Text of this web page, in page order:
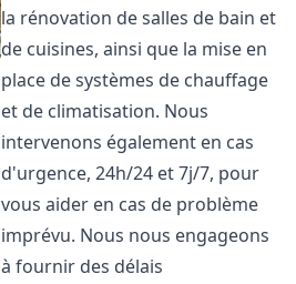
la rénovation de salles de bain et
de cuisines, ainsi que la mise en
place de systèmes de chauffage
et de climatisation. Nous
intervenons également en cas
d'urgence, 24h/24 et 7j/7, pour
vous aider en cas de problème
imprévu. Nous nous engageons
à fournir des délais